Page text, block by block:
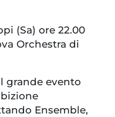
(Sa) ore 22.00
Orchestra di
grande evento
Ensemble,